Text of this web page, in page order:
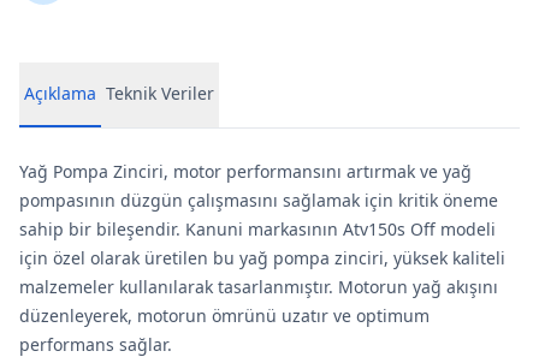
Açıklama Teknik Veriler
Yağ Pompa Zinciri, motor performansını artırmak ve yağ
pompasının düzgün çalışmasını sağlamak için kritik öneme
sahip bir bileşendir. Kanuni markasının Atv150s Off modeli
için özel olarak üretilen bu yağ pompa zinciri, yüksek kaliteli
malzemeler kullanılarak tasarlanmıştır. Motorun yağ akışını
düzenleyerek, motorun ömrünü uzatır ve optimum
performans sağlar.